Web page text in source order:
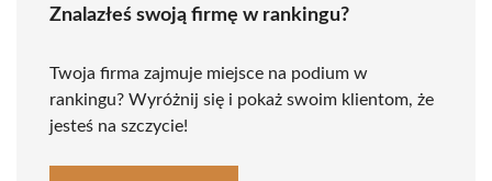
Znalazłeś swoją firmę w rankingu?
Twoja firma zajmuje miejsce na podium w
rankingu? Wyróżnij się i pokaż swoim klientom, że
jesteś na szczycie!